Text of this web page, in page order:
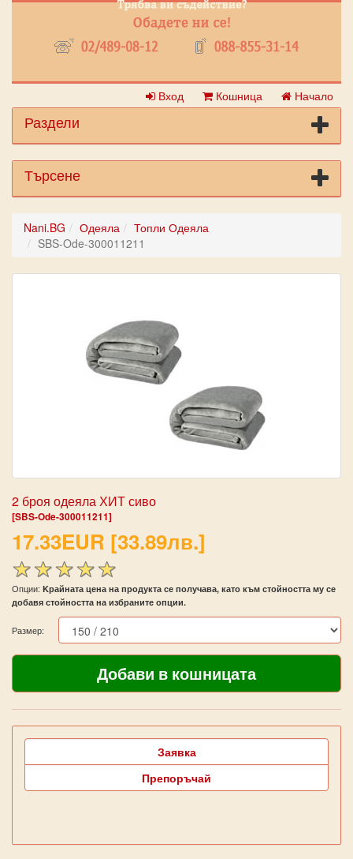
Вход Кошница Начало
Раздели
Търсене
Nani.BG Одеяла
Топли Одеяла
SBS-Ode-300011211
2 броя одеяла ХИТ сиво
[SBS-Ode-300011211]
17.33EUR [33.89лв.]
Опции: Kрайната цена на продукта се получава, като към стойността му се
добавя стойността на избраните опции.
Размер:
Заявка
Препоръчай